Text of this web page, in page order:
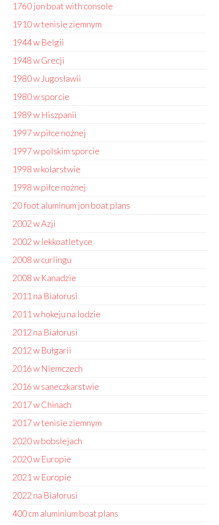
1760 jon boat with console
1910 w tenisie ziemnym
1944 w Belgii
1948 w Grecji
1980 w Jugosławii
1980 w sporcie
1989 w Hiszpanii
1997 w piłce nożnej
1997 w polskim sporcie
1998 w kolarstwie
1998 w piłce nożnej
20 foot aluminum jon boat plans
2002 w Azji
2002 w lekkoatletyce
2008 w curlingu
2008 w Kanadzie
2011 na Białorusi
2011 w hokeju na lodzie
2012 na Białorusi
2012 w Bułgarii
2016 w Niemczech
2016 w saneczkarstwie
2017 w Chinach
2017 w tenisie ziemnym
2020 w bobslejach
2020 w Europie
2021 w Europie
2022 na Białorusi
400 cm aluminium boat plans